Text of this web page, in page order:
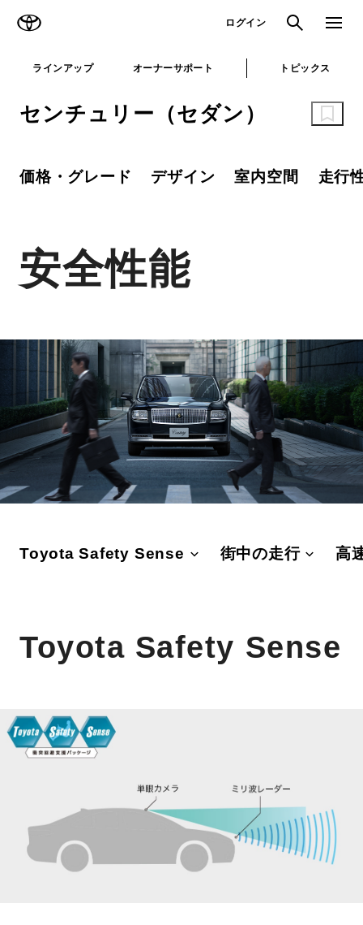
ログイン 検索 メニュ
ラインアップ オーナーサポート トピックス
センチュリー（セダン）
価格・グレード デザイン 室内空間 走行
安全性能
Toyota Safety Sense 街中の走行 高
Toyota Safety Sense